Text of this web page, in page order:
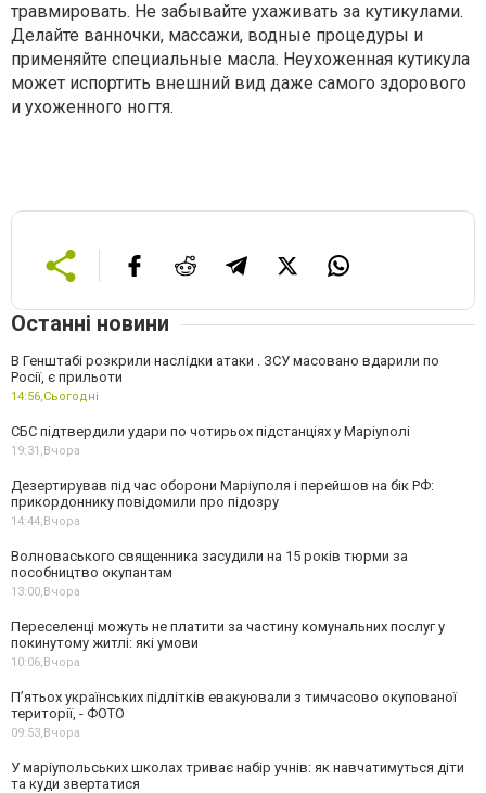
травмировать. Не забывайте ухаживать за кутикулами.
Делайте ванночки, массажи, водные процедуры и
применяйте специальные масла. Неухоженная кутикула
может испортить внешний вид даже самого здорового
и ухоженного ногтя.
Останні новини
В Генштабі розкрили наслідки атаки . ЗСУ масовано вдарили по
Росії, є прильоти
14:56,Сьогодні
СБС підтвердили удари по чотирьох підстанціях у Маріуполі
19:31,Вчора
Дезертирував під час оборони Маріуполя і перейшов на бік РФ:
прикордоннику повідомили про підозру
14:44,Вчора
Волноваського священника засудили на 15 років тюрми за
пособництво окупантам
13:00,Вчора
Переселенці можуть не платити за частину комунальних послуг у
покинутому житлі: які умови
10:06,Вчора
П’ятьох українських підлітків евакуювали з тимчасово окупованої
території, - ФОТО
09:53,Вчора
У маріупольських школах триває набір учнів: як навчатимуться діти
та куди звертатися